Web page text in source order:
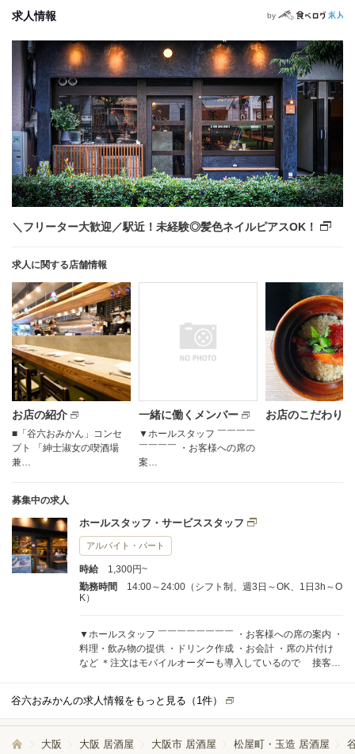
求人情報 by
＼フリーター大歓迎／駅近！未経験◎髪色ネイルピアスOK！
求人に関する店舗情報
お店の紹介
■「谷六おみかん」コンセ
プト 「紳士淑女の喫酒場
兼…
一緒に働くメンバー
▼ホールスタッフ ￣￣￣￣
￣￣￣￣ ・お客様への席の
案…
お店のこだわり
募集中の求人
ホールスタッフ・サービススタッフ
アルバイト・パート
時給
1,300円~
勤務時間
14:00～24:00（シフト制、週3日～OK、1日3h～O
K）
▼ホールスタッフ ￣￣￣￣￣￣￣￣ ・お客様への席の案内 ・
料理・飲み物の提供 ・ドリンク作成 ・お会計 ・席の片付け
など ＊注文はモバイルオーダーも導入しているので 接客が
修を行いますので 安心して勤務を開始できます♪
谷六おみかんの求人情報をもっと見る（ 1件）
大阪 大阪 居酒屋 大阪市 居酒屋 松屋町・玉造 居酒屋